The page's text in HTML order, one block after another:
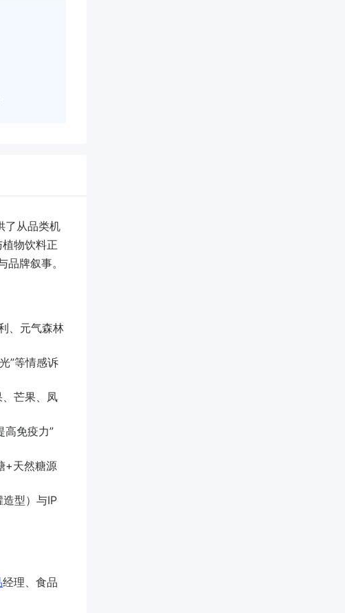
了从品类机
物饮料正
牌叙事。
、元气森林
”等情感诉
芒果、凤
高免疫力”
+天然糖源
型）与IP
经理、食品